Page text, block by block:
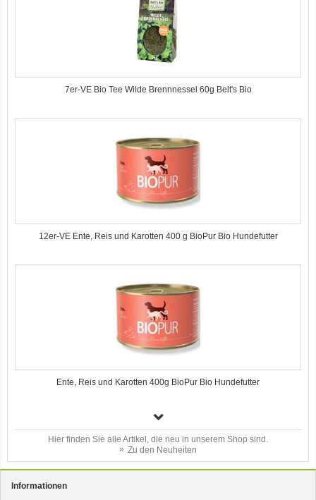
7er-VE Bio Tee Wilde Brennnessel 60g Belt's Bio
12er-VE Ente, Reis und Karotten 400 g BioPur Bio Hundefutter
Ente, Reis und Karotten 400g BioPur Bio Hundefutter
Hier finden Sie alle Artikel, die neu in unserem Shop sind.
Zu den Neuheiten
Informationen